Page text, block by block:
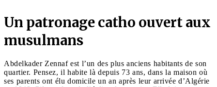
Un patronage catho ouvert aux
musulmans
Abdelkader Zennaf est l’un des plus anciens habitants de son
quartier. Pensez, il habite là depuis 73 ans, dans la maison où
ses parents ont élu domicile un an après leur arrivée d’Algérie